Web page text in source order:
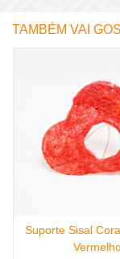
TAMBÉM VAI
Suporte Sisal